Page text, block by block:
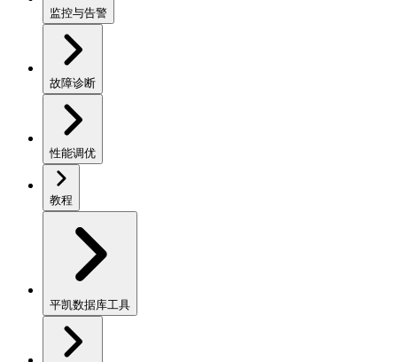
监控与告警
故障诊断
性能调优
教程
平凯数据库工具